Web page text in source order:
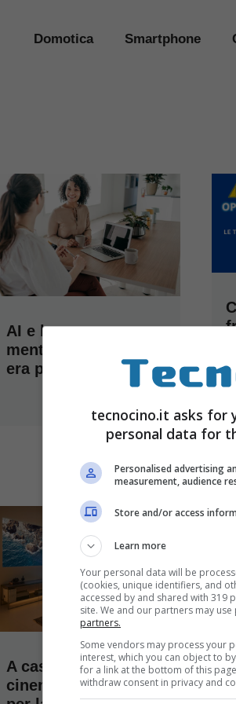
Domotica Smartphone
AI e benessere
mentale: una nuova
era per la psicologia
A casa come al
cinema: i consigli
tecnocino.it asks for
personal data for
Personalised advertising
measurement, audience
Store and/or access
Learn more
Your personal data will be
(cookies, unique identifiers, and
accessed by and shared with 319
site. We and our partners may
partners.
Some vendors may process your
interest, which you can object to
for a link at the bottom of this
withdraw consent in privacy and